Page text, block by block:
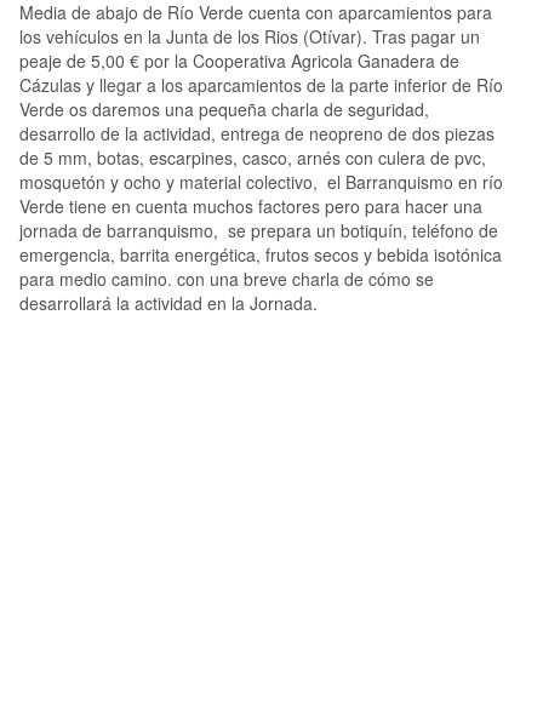
Media de abajo de Río Verde cuenta con aparcamientos para
los vehículos en la Junta de los Rios (Otívar). Tras pagar un
peaje de 5,00 € por la Cooperativa Agricola Ganadera de
Cázulas y llegar a los aparcamientos de la parte inferior de Río
Verde os daremos una pequeña charla de seguridad,
desarrollo de la actividad, entrega de neopreno de dos piezas
de 5 mm, botas, escarpines, casco, arnés con culera de pvc,
mosquetón y ocho y material colectivo, el Barranquismo en río
Verde tiene en cuenta muchos factores pero para hacer una
jornada de barranquismo, se prepara un botiquín, teléfono de
emergencia, barrita energética, frutos secos y bebida isotónica
para medio camino. con una breve charla de cómo se
desarrollará la actividad en la Jornada.